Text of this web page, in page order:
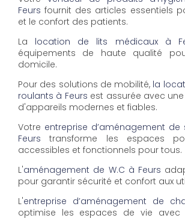
Feurs fournit des articles essentiels
et le confort des patients.
La location de lits médicaux à
équipements de haute qualité
domicile.
Pour des solutions de mobilité, la
roulants à Feurs est assurée avec
d'appareils modernes et fiables.
Votre entreprise d’aménagement
Feurs transforme les espaces
accessibles et fonctionnels pour tous.
L'aménagement de W.C à Feurs
pour garantir sécurité et confort aux
L'entreprise d’aménagement de
optimise les espaces de vie avec